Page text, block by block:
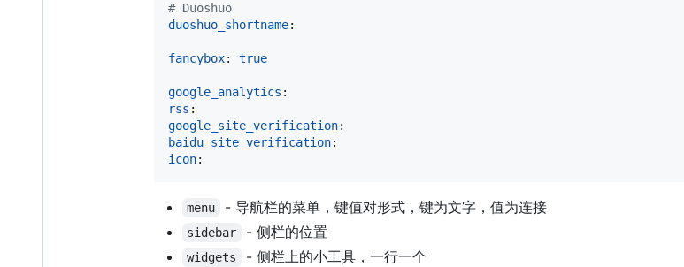
# Duoshuo
duoshuo_shortname:
fancybox: true
google_analytics
rss
google_site_verification
baidu_site_verification
icon:
menu - 导航栏的菜单，键值对形式，键为文字，值为连接
sidebar - 侧栏的位置
widgets - 侧栏上的小工具，一行一个